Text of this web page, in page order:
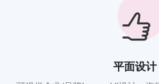
平面设计